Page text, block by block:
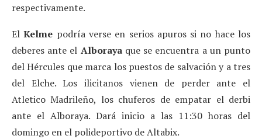
respectivamente.
ElKelme podría verse en serios apuros si no hace los
deberes ante el Alborayaque se encuentra a un punto
del Hércules que marca los puestos de salvación y a tres
del Elche. Los ilicitanos vienen de perder ante el
Atletico Madrileño, los chuferos de empatar el derbi
ante el Alboraya. Dará inicio a las 11:30 horas del
domingo en el polideportivo de Altabix.